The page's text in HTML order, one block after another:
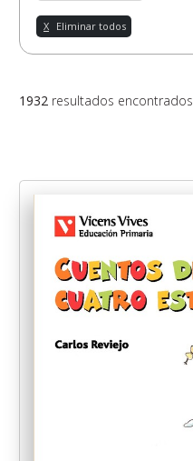
X Eliminar todos
1932 resultados encontrados